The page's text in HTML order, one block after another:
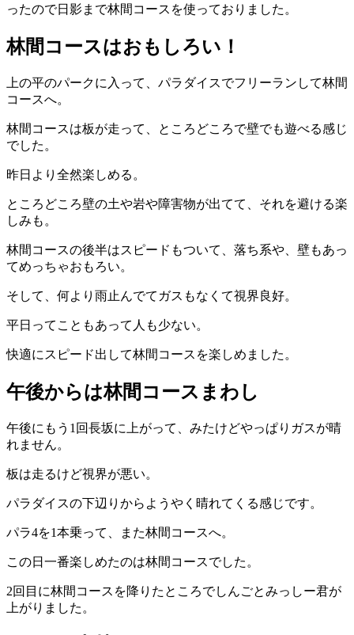
ったので日影まで林間コースを使っておりました。
林間コースはおもしろい！
上の平のパークに入って、パラダイスでフリーランして林間
コースへ。
林間コースは板が走って、ところどころで壁でも遊べる感じ
でした。
昨日より全然楽しめる。
ところどころ壁の土や岩や障害物が出てて、それを避ける楽
しみも。
林間コースの後半はスピードもついて、落ち系や、壁もあっ
てめっちゃおもろい。
そして、何より雨止んでてガスもなくて視界良好。
平日ってこともあって人も少ない。
快適にスピード出して林間コースを楽しめました。
午後からは林間コースまわし
午後にもう1回長坂に上がって、みたけどやっぱりガスが晴
れません。
板は走るけど視界が悪い。
パラダイスの下辺りからようやく晴れてくる感じです。
パラ4を1本乗って、また林間コースへ。
この日一番楽しめたのは林間コースでした。
2回目に林間コースを降りたところでしんごとみっしー君が
上がりました。